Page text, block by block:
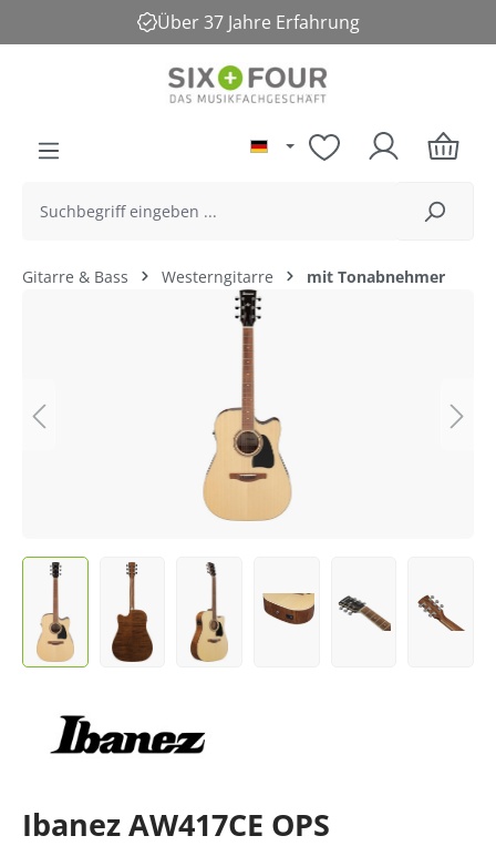
Über 37 Jahre Erfahrung
Gitarre & Bass Westerngitarre mit Tonabnehmer
Bildergalerie überspringen
Ibanez AW417CE OPS